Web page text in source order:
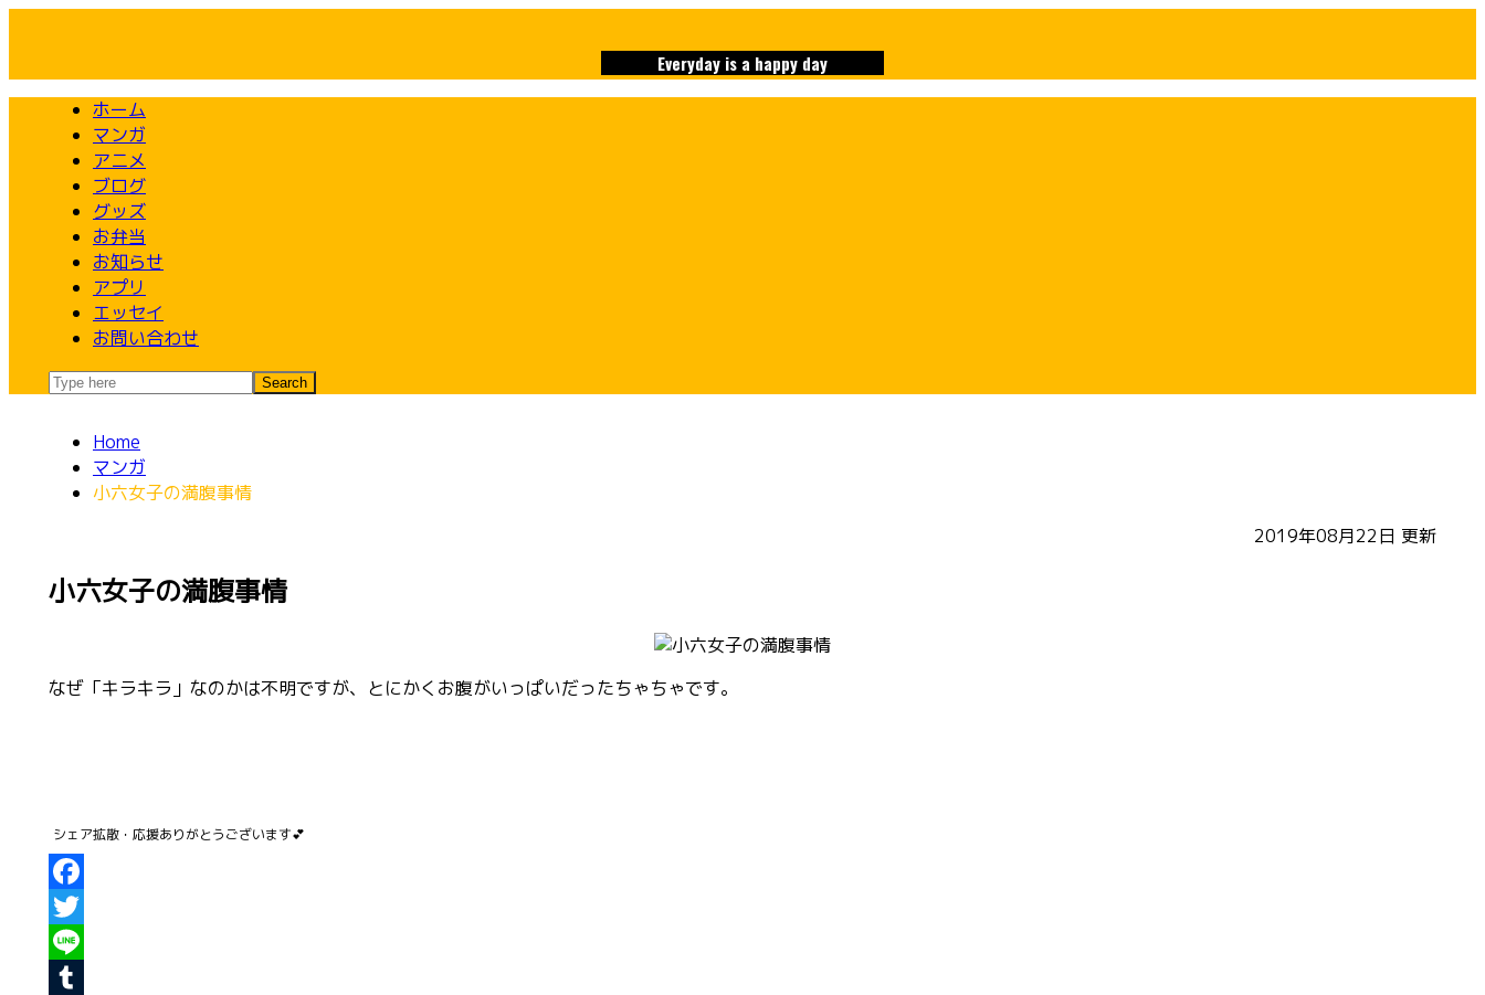
Everyday is a happy day
ホーム
マンガ
アニメ
ブログ
グッズ
お弁当
お知らせ
アプリ
エッセイ
お問い合わせ
Home
マンガ
小六女子の満腹事情
2019年08月22日 更新
小六女子の満腹事情
なぜ「キラキラ」なのかは不明ですが、とにかくお腹がいっぱいだったちゃちゃです。
Facebook
Twitter
Line